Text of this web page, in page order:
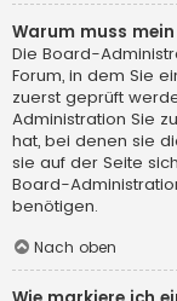
Warum muss
Die Board-
Forum, in dem Sie
zuerst geprüft
Administration Sie
hat, bei denen sie
sie auf der Seite
Board-
benötigen.
Nach oben